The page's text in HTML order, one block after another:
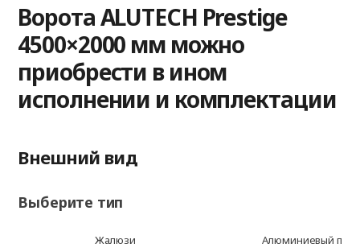
Ворота ALUTECH Prestige
4500×2000 мм можно
приобрести в ином
исполнении и комплектации
Внешний вид
Выберите тип
Жалюзи Алюминиевый